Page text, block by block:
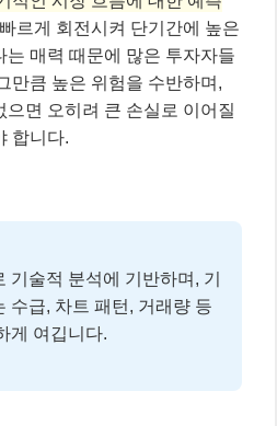
르게 회전시켜 단기간에 높은
는 매력 때문에 많은 투자자들
만큼 높은 위험을 수반하며,
면 오히려 큰 손실로 이어질
합니다.
술적 분석에 기반하며, 기
수급, 차트 패턴, 거래량 등
게 여깁니다.